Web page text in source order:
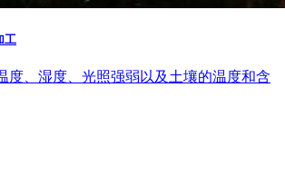
工
度、湿度、光照强弱以及土壤的温度和含